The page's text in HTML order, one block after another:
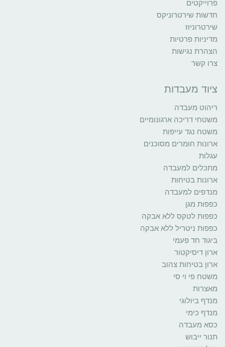
פרוייקטים
חדשות שירטרוניקס
שירטרוניוז
מדיניות פרטיות
הצהרת נגישות
צרו קשר
ציוד מעבדות
ריהוט מעבדה
משטחי דריכה ארגונומיים
משטח נגד עייפות
ארונות חומרים מסוכנים
עגלות
מתכלים למעבדה
ארונות בטיחות
מנדפים למעבדה
כפפות מגן
כפפות לטקס ללא אבקה
כפפות ניטריל ללא אבקה
ביגוד חד פעמי
ארון דיסיקטור
ארון בטיחות צהוב
משטח פי וי סי
מאצרות
מנדף ביולוגי
מנדף כימי
כסא מעבדה
תנור ייבוש